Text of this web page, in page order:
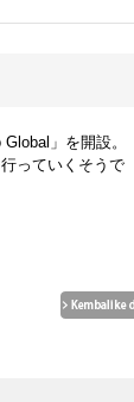
」を開設。
っていくそうで